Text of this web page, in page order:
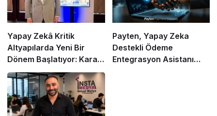
Yapay Zekâ Kritik
Altyapılarda Yeni Bir
Dönem Başlatıyor: Karar
Alma Süreçleri Yeniden
Şekilleniyor!
Payten, Yapay Zeka
Destekli Ödeme
Entegrasyon Asistanı